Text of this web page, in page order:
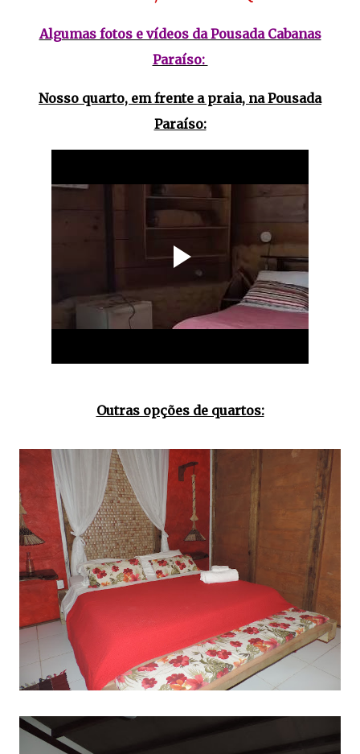
Algumas fotos e vídeos da Pousada Cabanas
Paraíso:
Nosso quarto, em frente a praia, na Pousada
Paraíso:
Outras opções de quartos: